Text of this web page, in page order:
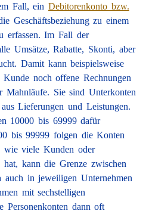
Fall, einDebitorenkonto bzw.
Geschäftsbeziehung zu einem
erfassen. Im Fall der
Umsätze, Rabatte, Skonti, aber
Damit kann beispielsweise
noch offene Rechnungen
Sie sind Unterkonten
Lieferungen und Leistungen.
10000 bis 69999 dafür
bis 99999 folgen die Konten
wie viele Kunden oder
kann die Grenze zwischen
auch in jeweiligen Unternehmen
mit sechstelligen
Personenkonten dann oft